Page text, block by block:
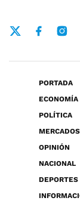
PORTADA
ECONOMÍA
POLÍTICA
MERCADOS
OPINIÓN
NACIONAL
DEPORTES